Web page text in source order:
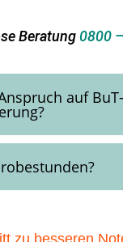
Beratung0800
auf BuT-
zu besseren